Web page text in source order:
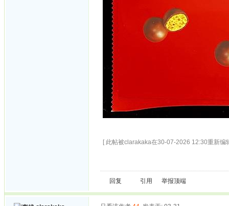
[ 此帖被clarakaka在30-07-2026 12:30重新编
回复 引用 举报顶端